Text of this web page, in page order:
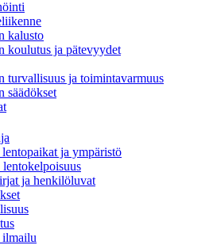
kalusto
koulutus ja pätevyydet
turvallisuus ja toimintavarmuus
säädökset
ja ympäristö
ja henkilöluvat
ilmailu